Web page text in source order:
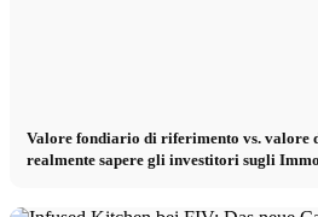
Valore fondiario di riferimento vs. valore
realmente sapere gli investitori sugli